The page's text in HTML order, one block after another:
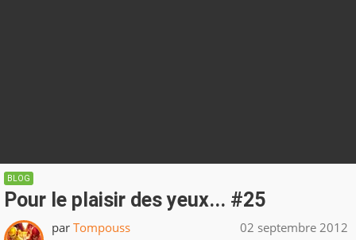
BLOG
Pour le plaisir des yeux... #25
par Tompouss 02 septembre 2012